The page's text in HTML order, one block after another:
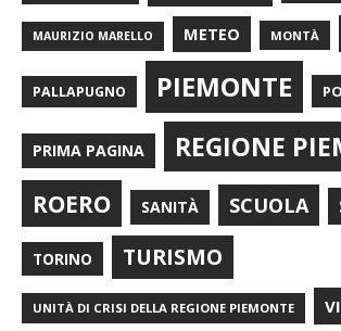
MAURIZIO MARELLO METEO MONTÀ
PALLAPUGNO PIEMONTE
PRIMA PAGINA REGIONE
ROERO SANITÀ SCUOLA
TORINO TURISMO
UNITÀ DI CRISI DELLA REGIONE PIEMONTE